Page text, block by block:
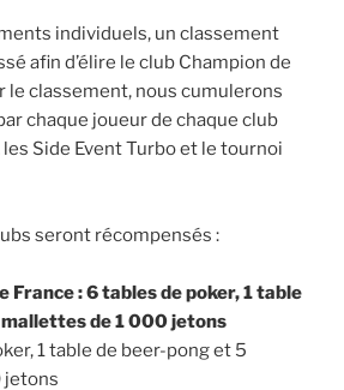
individuels, un classement
afin d’élire le club Champion de
le classement, nous cumulerons
chaque joueur de chaque club
Side Event Turbo et le tournoi
seront récompensés :
France : 6 tables de poker, 1 table
de 1 000 jetons
1 table de beer-pong et 5
jetons